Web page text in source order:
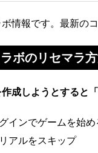
情報です。最新の
ボのリセマラ
成しようとすると
インでゲームを始め
アルをスキップ